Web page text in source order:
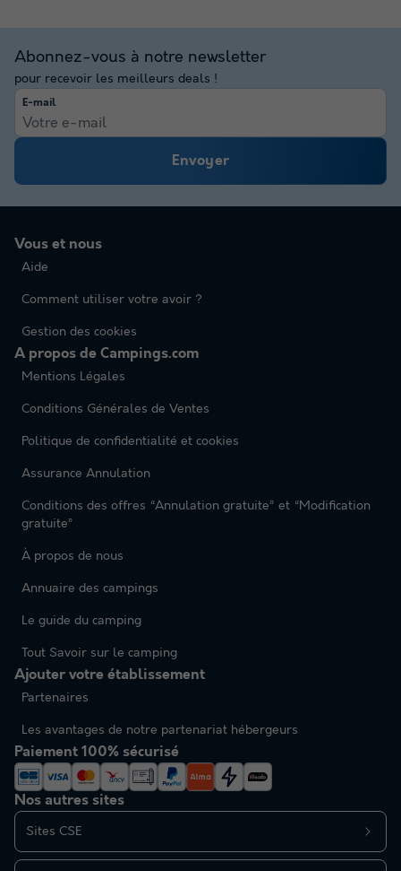
Abonnez-vous à notre newsletter
pour recevoir les meilleurs deals !
E-mail
Envoyer
Nos autres sites
Sites CSE
Vous et nous
Aide
Comment utiliser votre avoir ?
Gestion des cookies
A propos de Campings.com
Mentions Légales
Conditions Générales de Ventes
Politique de confidentialité et cookies
Assurance Annulation
Conditions des offres “Annulation gratuite” et “Modification
gratuite”
À propos de nous
Annuaire des campings
Le guide du camping
Tout Savoir sur le camping
Ajouter votre établissement
Partenaires
Les avantages de notre partenariat hébergeurs
Paiement 100% sécurisé